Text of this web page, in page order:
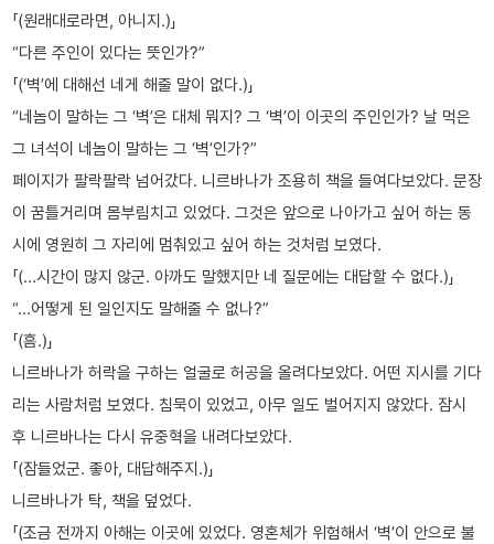
「(원래대로라면, 아니지.)」
“다른 주인이 있다는 뜻인가?”
「(‘벽’에 대해선 네게 해줄 말이 없다.)」
“네놈이 말하는 그 ‘벽’은 대체 뭐지? 그 ‘벽’이 이곳의 주인인가? 날 먹은
그 녀석이 네놈이 말하는 그 ‘벽’인가?”
페이지가 팔락팔락 넘어갔다. 니르바나가 조용히 책을 들여다보았다. 문장
이 꿈틀거리며 몸부림치고 있었다. 그것은 앞으로 나아가고 싶어 하는 동
시에 영원히 그 자리에 멈춰있고 싶어 하는 것처럼 보였다.
「(…시간이 많지 않군. 아까도 말했지만 네 질문에는 대답할 수 없다.)」
“…어떻게 된 일인지도 말해줄 수 없나?”
「(흠.)」
니르바나가 허락을 구하는 얼굴로 허공을 올려다보았다. 어떤 지시를 기다
리는 사람처럼 보였다. 침묵이 있었고, 아무 일도 벌어지지 않았다. 잠시
후 니르바나는 다시 유중혁을 내려다보았다.
「(잠들었군. 좋아, 대답해주지.)」
니르바나가 탁, 책을 덮었다.
「(조금 전까지 아해는 이곳에 있었다. 영혼체가 위험해서 ‘벽’이 안으로 불